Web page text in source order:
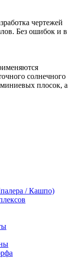
чертежей
Без ошибок и в
солнечного
плосок, а
/ Кашпо)